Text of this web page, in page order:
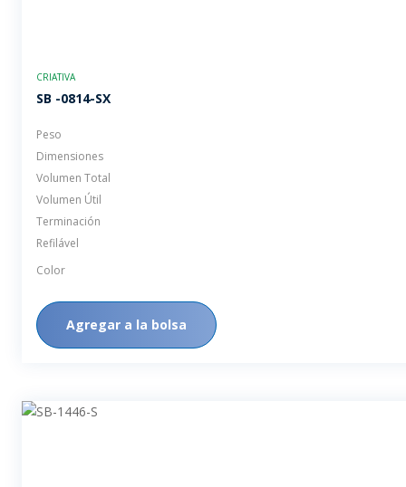
CRIATIVA
SB -0814-SX
Peso
Dimensiones
Volumen Total
Volumen Útil
Terminación
Refilável
Color
Agregar a la bolsa